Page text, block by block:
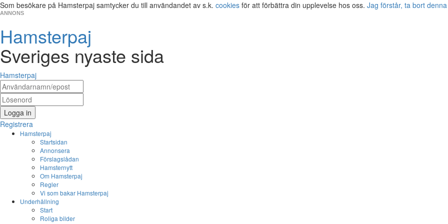
Som besökare på Hamsterpaj samtycker du till användandet av s.k. cookies för att förbättra din upplevelse hos oss. Jag förstår, ta bort
ANNONS
Hamsterpaj
Sveriges nyaste sida
Hamsterpaj
Logga in
Registrera
Hamsterpaj
Startsidan
Annonsera
Förslagslådan
Hamsternytt
Om Hamsterpaj
Regler
Vi som bakar Hamsterpaj
Underhållning
Start
Roliga bilder